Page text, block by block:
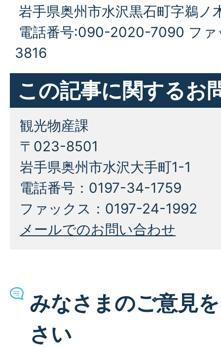
岩手県奥州市水沢黒石町字鵜ノ
電話番号:090-2020-7090 フ
3816
この記事に関するお
観光物産課
〒023-8501
岩手県奥州市水沢大手町1-1
電話番号：0197-34-1759
ファックス：0197-24-1992
メールでのお問い合わせ
みなさまのご意見
さい